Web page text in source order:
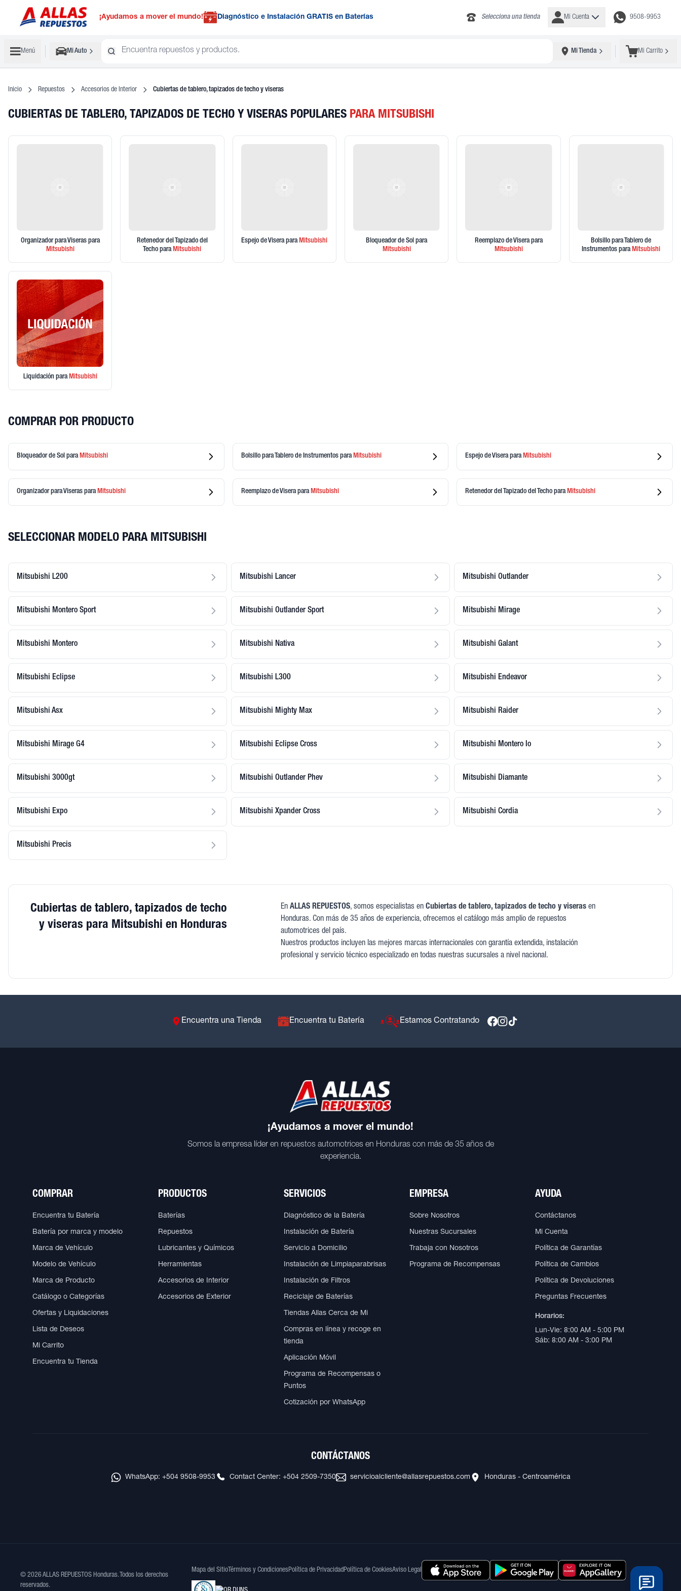
¡Ayudamos a mover el mundo! Diagnóstico e Instalación GRATIS en Baterías Selecciona una tienda Mi Cuenta 9508-9953
Menú Mi Auto Mi Tienda Mi Carrito
Inicio Repuestos Accesorios de Interior Cubiertas de tablero, tapizados de techo y viseras
CUBIERTAS DE TABLERO, TAPIZADOS DE TECHO Y VISERAS POPULARES PARA MITSUBISHI
Organizador para Viseras para
Mitsubishi
Retenedor del Tapizado del
Techo paraMitsubishi
Espejo de Visera paraMitsubishi Bloqueador de Sol para
Mitsubishi
Reemplazo de Visera para
Mitsubishi
Bolsillo para Tablero de
Instrumentos paraMitsubishi
Liquidación para Mitsubishi
COMPRAR POR PRODUCTO
Bloqueador de Sol paraMitsubishi Bolsillo para Tablero de Instrumentos paraMitsubishi Espejo de Visera paraMitsubishi
Organizador para Viseras paraMitsubishi Reemplazo de Visera paraMitsubishi Retenedor del Tapizado del Techo paraMitsubishi
SELECCIONAR MODELO PARA MITSUBISHI
Mitsubishi L200 Mitsubishi Lancer Mitsubishi Outlander
Mitsubishi Montero Sport Mitsubishi Outlander Sport Mitsubishi Mirage
Mitsubishi Montero Mitsubishi Nativa Mitsubishi Galant
Mitsubishi Eclipse Mitsubishi L300 Mitsubishi Endeavor
Mitsubishi Asx Mitsubishi Mighty Max Mitsubishi Raider
Mitsubishi Mirage G4 Mitsubishi Eclipse Cross Mitsubishi Montero Io
Mitsubishi 3000gt Mitsubishi Outlander Phev Mitsubishi Diamante
Mitsubishi Expo Mitsubishi Xpander Cross Mitsubishi Cordia
Mitsubishi Precis
Cubiertas de tablero, tapizados de techo
y viseras para Mitsubishi en Honduras
En ALLAS REPUESTOS, somos especialistas en Cubiertas de tablero, tapizados de techo y viserasen
Honduras. Con más de 35 años de experiencia, ofrecemos el catálogo más amplio de repuestos
automotrices del país.
Nuestros productos incluyen las mejores marcas internacionales con garantía extendida, instalación
profesional y servicio técnico especializado en todas nuestras sucursales a nivel nacional.
Encuentra una Tienda Encuentra tu Batería Estamos Contratando
¡Ayudamos a mover el mundo!
Somos la empresa líder en repuestos automotrices en Honduras con más de 35 años de
experiencia.
COMPRAR
Encuentra tu Batería
Batería por marca y modelo
Marca de Vehículo
Modelo de Vehículo
Marca de Producto
Catálogo o Categorías
Ofertas y Liquidaciones
Lista de Deseos
Mi Carrito
Encuentra tu Tienda
PRODUCTOS
Baterías
Repuestos
Lubricantes y Químicos
Herramientas
Accesorios de Interior
Accesorios de Exterior
SERVICIOS
Diagnóstico de la Batería
Instalación de Batería
Servicio a Domicilio
Instalación de Limpiaparabrisas
Instalación de Filtros
Reciclaje de Baterías
Tiendas Allas Cerca de Mi
Compras en línea y recoge en
tienda
Aplicación Móvil
Programa de Recompensas o
Puntos
Cotización por WhatsApp
EMPRESA
Sobre Nosotros
Nuestras Sucursales
Trabaja con Nosotros
Programa de Recompensas
AYUDA
Contáctanos
Mi Cuenta
Política de Garantías
Política de Cambios
Política de Devoluciones
Preguntas Frecuentes
Horarios:
Lun-Vie: 8:00 AM - 5:00 PM
Sáb: 8:00 AM - 3:00 PM
CONTÁCTANOS
WhatsApp: +504 9508-9953 Contact Center: +504 2509-7350 servicioalcliente@allasrepuestos.com Honduras - Centroamérica
© 2026 ALLAS REPUESTOS Honduras. Todos los derechos
reservados.
Mapa del Sitio Términos y CondicionesPolítica de Privacidad Política de CookiesAviso Legal